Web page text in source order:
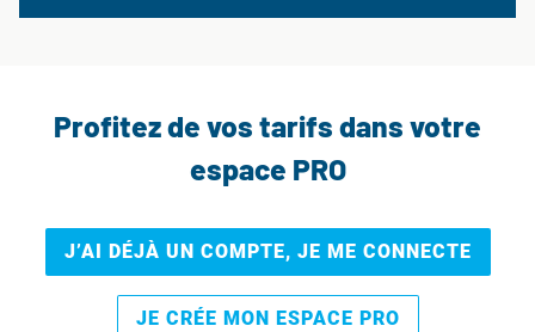
Profitez de vos tarifs dans votre
espace PRO
J’AI DÉJÀ UN COMPTE, JE ME CONNECTE
JE CRÉE MON ESPACE PRO